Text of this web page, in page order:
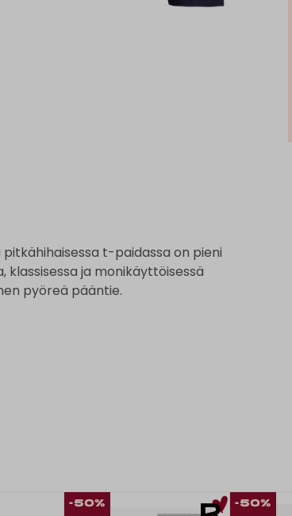
t-paidassa on pieni
klassisessa ja monikäyttöisessä
pyöreä pääntie.
-50% -50%